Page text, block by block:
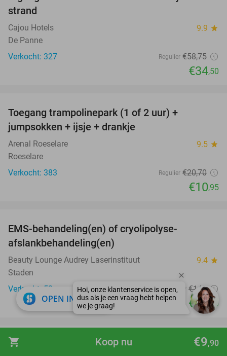
shopping_cart €9,90
Koop nu
strand
Cajou Hotels 9.9 star
De Panne
Verkocht: 327
Regulier €58,75
€34,50
Toegang trampolinepark (1 of 2 uur) +
jumpsokken + ijsje + drankje
Arenal Roeselare 9.5 star
Roeselare
Verkocht: 383
Regulier €20,70
€10,95
EMS-behandeling(en) of cryolipolyse-
afslankbehandeling(en)
Beauty Lounge Audrey Laserinstituut 9.4 star
Staden
Verkocht: 53
Regulier €149
€24,90
36%
Steengrillen + 2 sessies bowlen
OPEN IN APP close